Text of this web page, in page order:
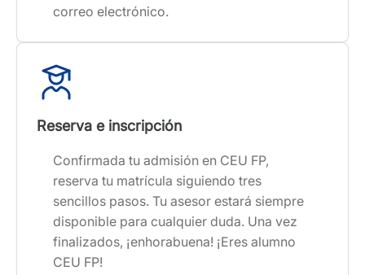
correo electrónico.
Reserva e inscripción
Confirmada tu admisión en CEU FP,
reserva tu matrícula siguiendo tres
sencillos pasos. Tu asesor estará siempre
disponible para cualquier duda. Una vez
finalizados, ¡enhorabuena! ¡Eres alumno
CEU FP!